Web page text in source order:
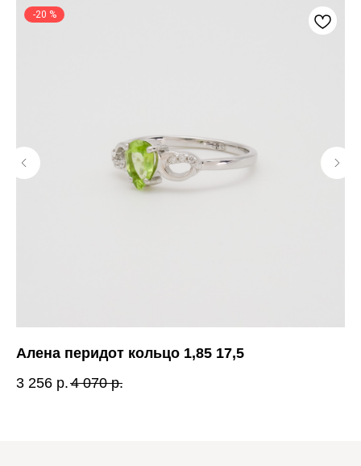
-20 %
Алена перидот кольцо 1,85 17,5
3 256 р. 4 070 р.